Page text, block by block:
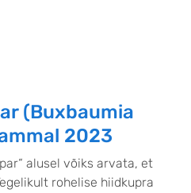
(Buxbaumia
2023
alusel võiks arvata, et
rohelise hiidkupra